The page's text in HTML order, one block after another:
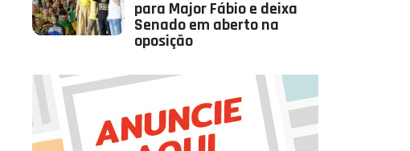
para Major Fábio e deixa
Senado em aberto na
oposição